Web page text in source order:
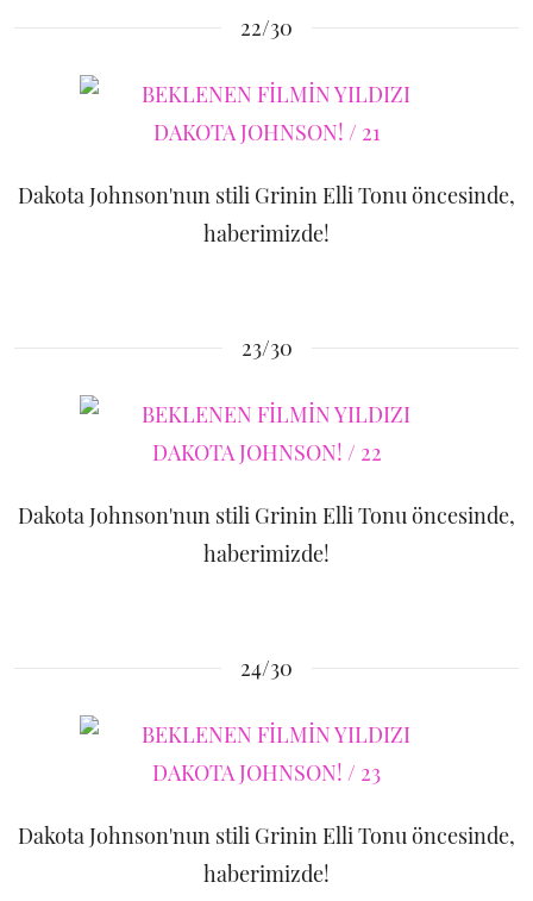
22/30
Dakota Johnson'nun stili Grinin Elli Tonu öncesinde,
haberimizde!
23/30
Dakota Johnson'nun stili Grinin Elli Tonu öncesinde,
haberimizde!
24/30
Dakota Johnson'nun stili Grinin Elli Tonu öncesinde,
haberimizde!